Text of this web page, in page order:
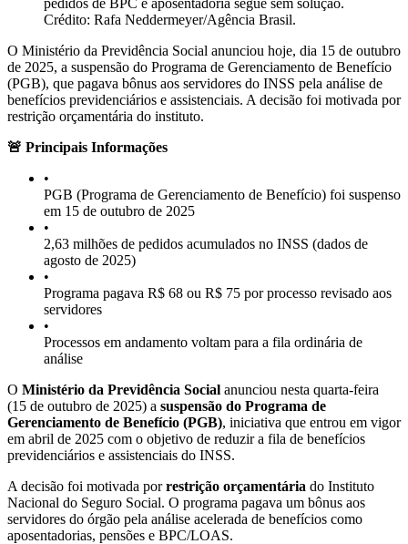
Crédito: Rafa Neddermeyer/Agência Brasil.
O Ministério da Previdência Social anunciou hoje, dia 15 de outubro
de 2025, a suspensão do Programa de Gerenciamento de Benefício
(PGB), que pagava bônus aos servidores do INSS pela análise de
benefícios previdenciários e assistenciais. A decisão foi motivada por
restrição orçamentária do instituto.
🚨 Principais Informações
•
PGB (Programa de Gerenciamento de Benefício) foi suspenso
em 15 de outubro de 2025
•
2,63 milhões de pedidos acumulados no INSS (dados de
agosto de 2025)
•
Programa pagava R$ 68 ou R$ 75 por processo revisado aos
servidores
•
Processos em andamento voltam para a fila ordinária de
análise
O Ministério da Previdência Social anunciou nesta quarta-feira
(15 de outubro de 2025) a suspensão do Programa de
Gerenciamento de Benefício (PGB), iniciativa que entrou em vigor
em abril de 2025 com o objetivo de reduzir a fila de benefícios
previdenciários e assistenciais do INSS.
A decisão foi motivada porrestrição orçamentária do Instituto
Nacional do Seguro Social. O programa pagava um bônus aos
servidores do órgão pela análise acelerada de benefícios como
aposentadorias, pensões e BPC/LOAS.